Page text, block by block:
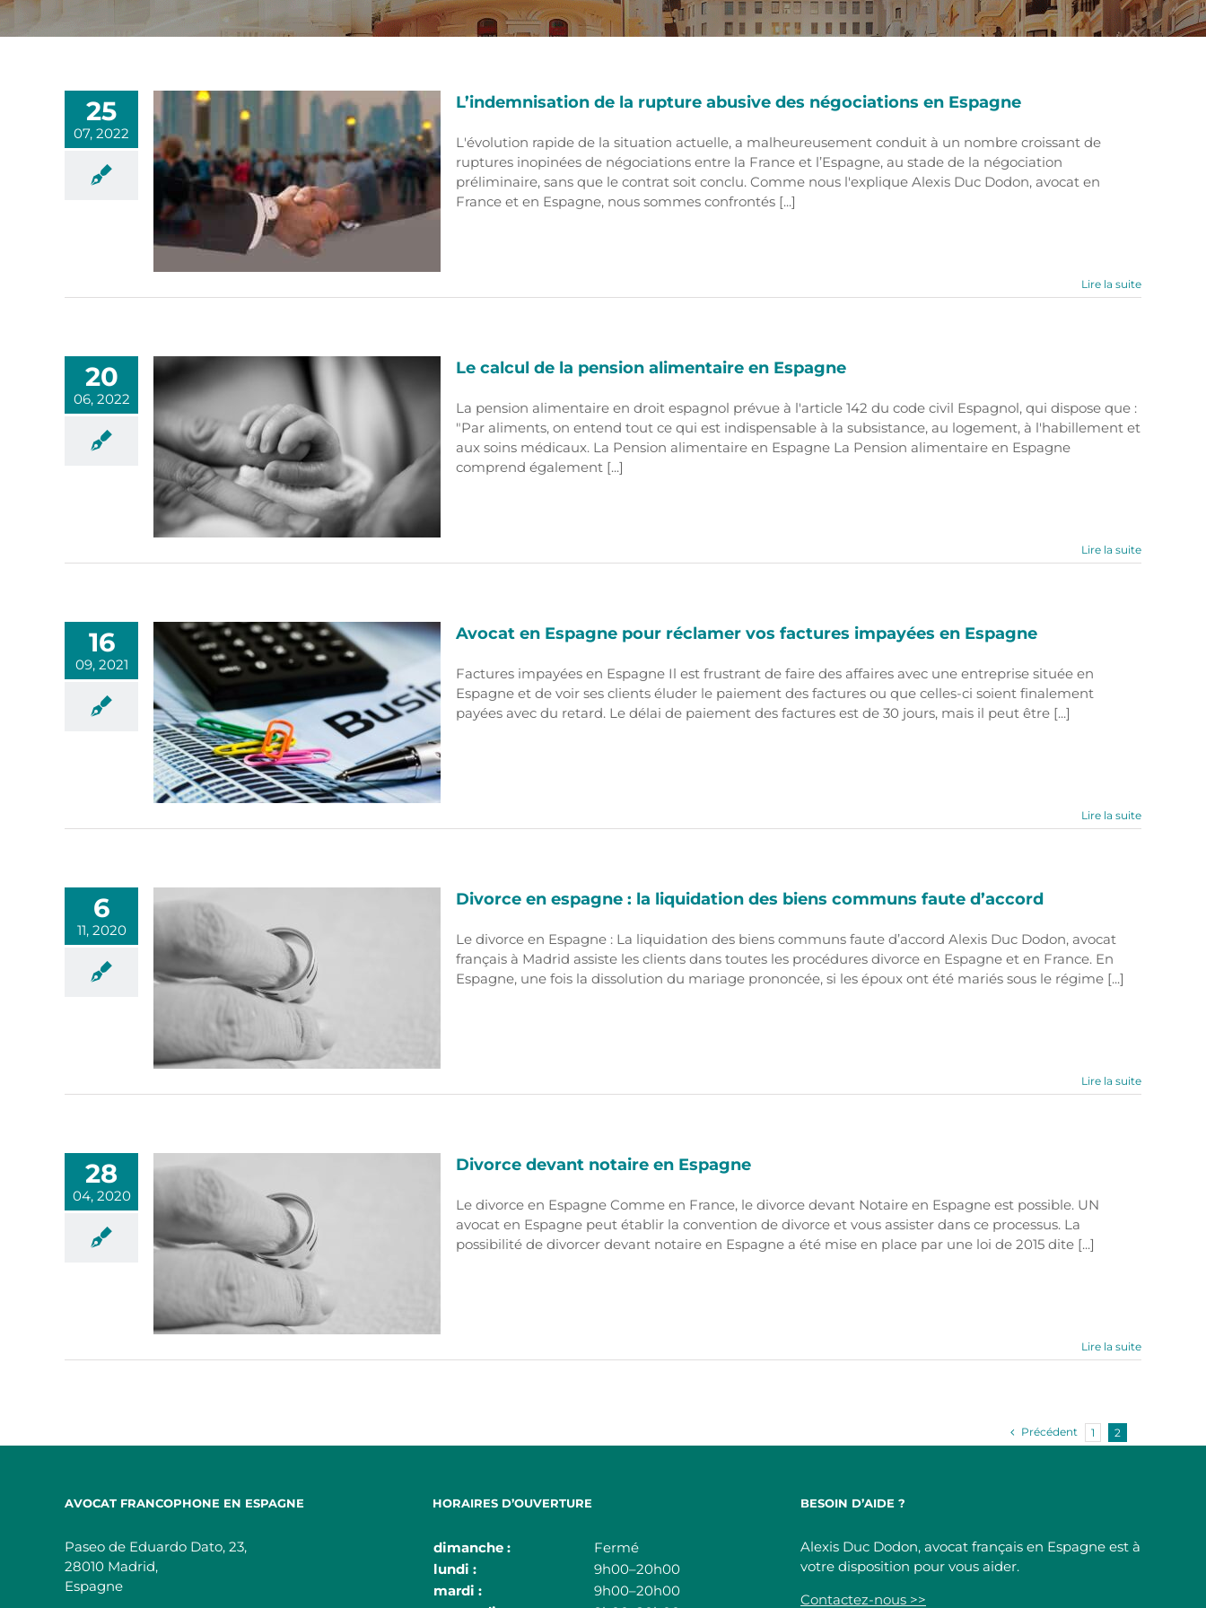
25
07, 2022
L’indemnisation de la rupture abusive des négociations en Espagne
L'évolution rapide de la situation actuelle, a malheureusement conduit à un nombre croissant de
ruptures inopinées de négociations entre la France et l’Espagne, au stade de la négociation
préliminaire, sans que le contrat soit conclu. Comme nous l'explique Alexis Duc Dodon, avocat en
France et en Espagne, nous sommes confrontés [...]
Lire la suite
20
06, 2022
Le calcul de la pension alimentaire en Espagne
La pension alimentaire en droit espagnol prévue à l'article 142 du code civil Espagnol, qui dispose que :
"Par aliments, on entend tout ce qui est indispensable à la subsistance, au logement, à l'habillement et
aux soins médicaux. La Pension alimentaire en Espagne La Pension alimentaire en Espagne
comprend également [...]
Lire la suite
16
09, 2021
Avocat en Espagne pour réclamer vos factures impayées en Espagne
Factures impayées en Espagne Il est frustrant de faire des affaires avec une entreprise située en
Espagne et de voir ses clients éluder le paiement des factures ou que celles-ci soient finalement
payées avec du retard. Le délai de paiement des factures est de 30 jours, mais il peut être [...]
Lire la suite
6
11, 2020
Divorce en espagne : la liquidation des biens communs faute d’accord
Le divorce en Espagne : La liquidation des biens communs faute d’accord Alexis Duc Dodon, avocat
français à Madrid assiste les clients dans toutes les procédures divorce en Espagne et en France. En
Espagne, une fois la dissolution du mariage prononcée, si les époux ont été mariés sous le régime [...]
Lire la suite
28
04, 2020
Divorce devant notaire en Espagne
Le divorce en Espagne Comme en France, le divorce devant Notaire en Espagne est possible. UN
avocat en Espagne peut établir la convention de divorce et vous assister dans ce processus. La
possibilité de divorcer devant notaire en Espagne a été mise en place par une loi de 2015 dite [...]
Lire la suite
Précédent 1 2
AVOCAT FRANCOPHONE EN ESPAGNE
Paseo de Eduardo Dato, 23,
28010 Madrid,
Espagne
HORAIRES D’OUVERTURE
dimanche :
Fermé
lundi :
9h00–20h00
mardi :
9h00–20h00
BESOIN D’AIDE ?
Alexis Duc Dodon, avocat français en Espagne est à
votre disposition pour vous aider.
Contactez-nous >>